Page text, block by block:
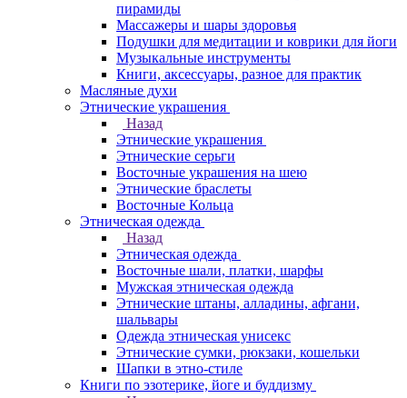
пирамиды
Массажеры и шары здоровья
Подушки для медитации и коврики для йоги
Музыкальные инструменты
Книги, аксессуары, разное для практик
Масляные духи
Этнические украшения
Назад
Этнические украшения
Этнические серьги
Восточные украшения на шею
Этнические браслеты
Восточные Кольца
Этническая одежда
Назад
Этническая одежда
Восточные шали, платки, шарфы
Мужская этническая одежда
Этнические штаны, алладины, афгани,
шальвары
Одежда этническая унисекс
Этнические сумки, рюкзаки, кошельки
Шапки в этно-стиле
Книги по эзотерике, йоге и буддизму